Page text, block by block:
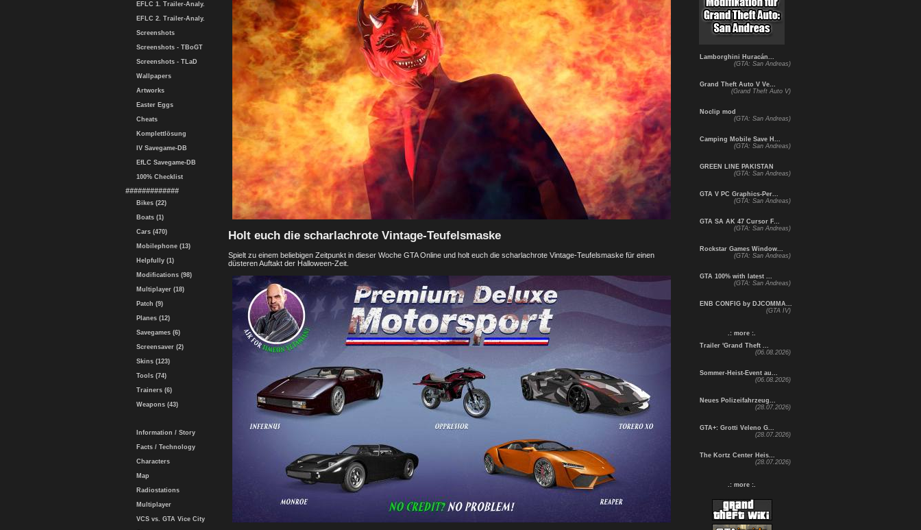
EFLC 1. Trailer-Analy.
EFLC 2. Trailer-Analy.
Screenshots
Screenshots - TBoGT
Screenshots - TLaD
Wallpapers
Artworks
Easter Eggs
Cheats
Komplettlösung
IV Savegame-DB
EfLC Savegame-DB
100% Checklist
#############
Bikes (22)
Boats (1)
Cars (470)
Mobilephone (13)
Helpfully (1)
Modifications (98)
Multiplayer (18)
Patch (9)
Planes (12)
Savegames (6)
Screensaver (2)
Skins (123)
Tools (74)
Trainers (6)
Weapons (43)
Information / Story
Facts / Technology
Characters
Map
Radiostations
Multiplayer
VCS vs. GTA Vice City
Holt euch die scharlachrote Vintage-Teufelsmaske
Spielt zu einem beliebigen Zeitpunkt in dieser Woche GTA Online und holt euch die scharlachrote Vintage-Teufelsmaske für einen
düsteren Auftakt der Halloween-Zeit.
Lamborghini Huracán...
(GTA: San Andreas)
Grand Theft Auto V Ve...
(Grand Theft Auto V)
Noclip mod
(GTA: San Andreas)
Camping Mobile Save H...
(GTA: San Andreas)
GREEN LINE PAKISTAN
(GTA: San Andreas)
GTA V PC Graphics-Per...
(GTA: San Andreas)
GTA SA AK 47 Cursor F...
(GTA: San Andreas)
Rockstar Games Window...
(GTA: San Andreas)
GTA 100% with latest ...
(GTA: San Andreas)
ENB CONFIG by DJCOMMA...
(GTA IV)
.: more :.
Trailer 'Grand Theft ...
(06.08.2026)
Sommer-Heist-Event au...
(06.08.2026)
Neues Polizeifahrzeug...
(28.07.2026)
GTA+: Grotti Veleno G...
(28.07.2026)
The Kortz Center Heis...
(28.07.2026)
.: more :.